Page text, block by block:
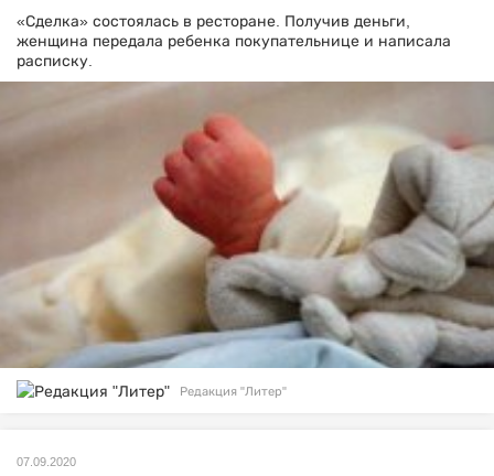
«Сделка» состоялась в ресторане. Получив деньги,
женщина передала ребенка покупательнице и написала
расписку.
Редакция "Литер"
07.09.2020